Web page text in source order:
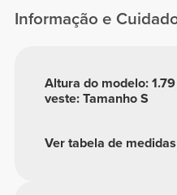
Informação e
Ver tabela de
Altura do modelo:
veste: Tamanho S